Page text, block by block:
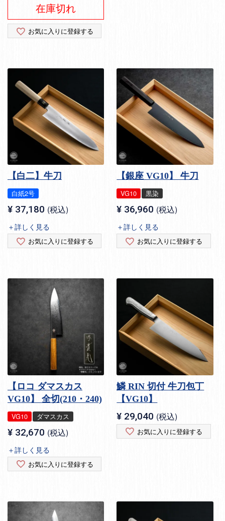
在庫切れ
お気に入りに登録する
【白二】牛刀
白紙2号
¥ 37,180 税込
＋詳しく見る
お気に入りに登録する
【銀座 VG10】 牛刀
VG10 黒染
¥ 36,960 税込
＋詳しく見る
お気に入りに登録する
【ロコ ダマスカス
VG10】 全切(210・240)
VG10 ダマスカス
¥ 32,670 税込
＋詳しく見る
お気に入りに登録する
鱗 RIN 切付 牛刀包丁
【VG10】
¥ 29,040 税込
お気に入りに登録する